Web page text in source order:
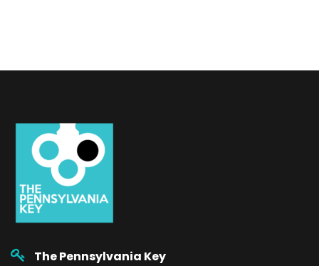
The Pennsylvania Key